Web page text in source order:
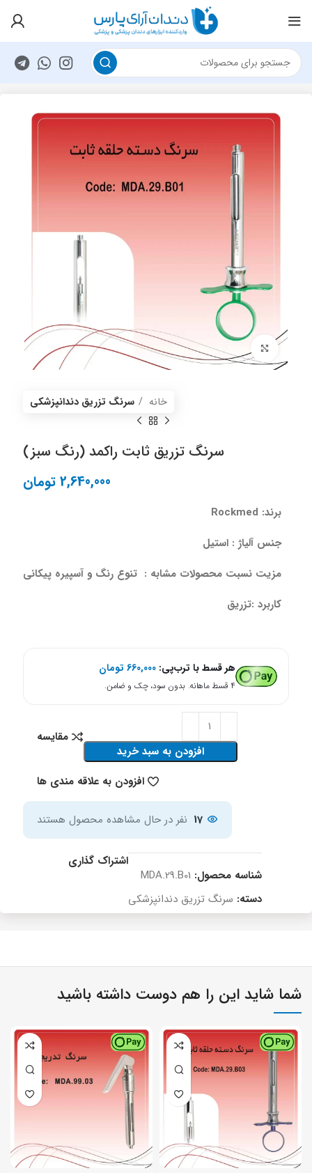
برای بزرگنمایی کلیک کنید
خانه سرنگ تزریق دندانپزشکی
سرنگ تزریق ثابت راکمد (رنگ سبز)
2,640,000 تومان
برند: Rockmed
جنس آلیا‌‌ژ : استیل
مزیت نسبت محصولات مشابه : تنوع رنگ و آسپیره پیکانی
کاربرد :تزریق
هر قسط با ترب‌پی: 660,000 تومان
۴ قسط ماهانه. بدون سود، چک و ضامن.
افزودن به سبد خرید
مقایسه
افزودن به علاقه مندی ها
17 نفر در حال مشاهده محصول هستند
شناسه محصول: MDA.29.B01
دسته: سرنگ تزریق دندانپزشکی
اشتراک گذاری
شما شاید این را هم دوست داشته باشید